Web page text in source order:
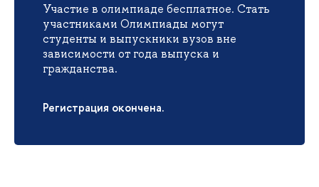
Участие в олимпиаде бесплатное. Стать
участниками Олимпиады могут
студенты и выпускники вузов вне
зависимости от года выпуска и
гражданства.
Регистрация окончена.